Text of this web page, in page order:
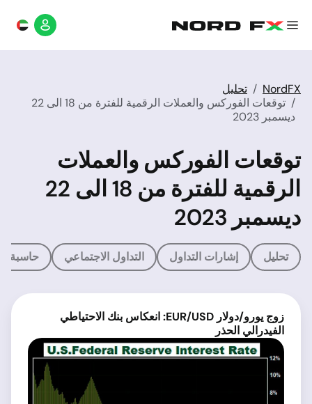
NordFX
تحليل
توقعات الفوركس والعملات الرقمية للفترة من 18 الى 22
ديسمبر 2023
توقعات الفوركس والعملات
الرقمية للفترة من 18 الى 22
ديسمبر 2023
تحليل إشارات التداول التداول الاجتماعي حاسبة
زوج يورو/دولار
انعكاس بنك الاحتياطي
الفيدرالي الحذر